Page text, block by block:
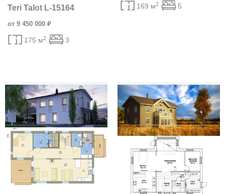
Teri Talot L-15164
от 9 450 000 ₽
175 м2 3
169 м2 5